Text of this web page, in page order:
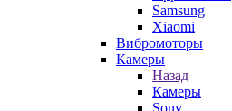
Samsung
Xiaomi
Вибромоторы
Камеры
Назад
Камеры
Sony